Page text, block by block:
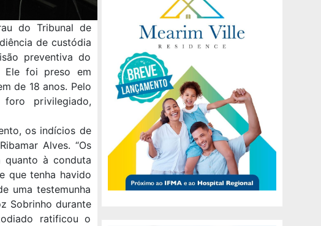
do Tribunal de
de custódia
preventiva do
Ele foi preso em
de 18 anos. Pelo
privilegiado,
os indícios de
Alves. “Os
quanto à conduta
que tenha havido
uma testemunha
Sobrinho durante
ratificou o